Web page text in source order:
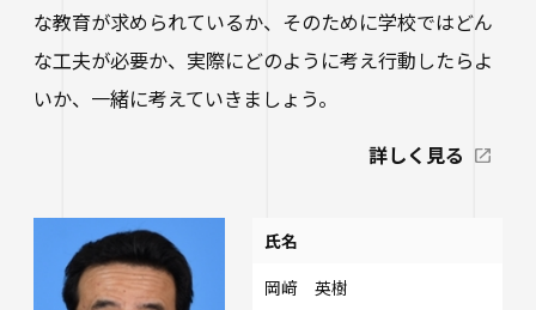
な教育が求められているか、そのために学校ではどん
な工夫が必要か、実際にどのように考え行動したらよ
いか、一緒に考えていきましょう。
詳しく見る
氏名
岡﨑 英樹